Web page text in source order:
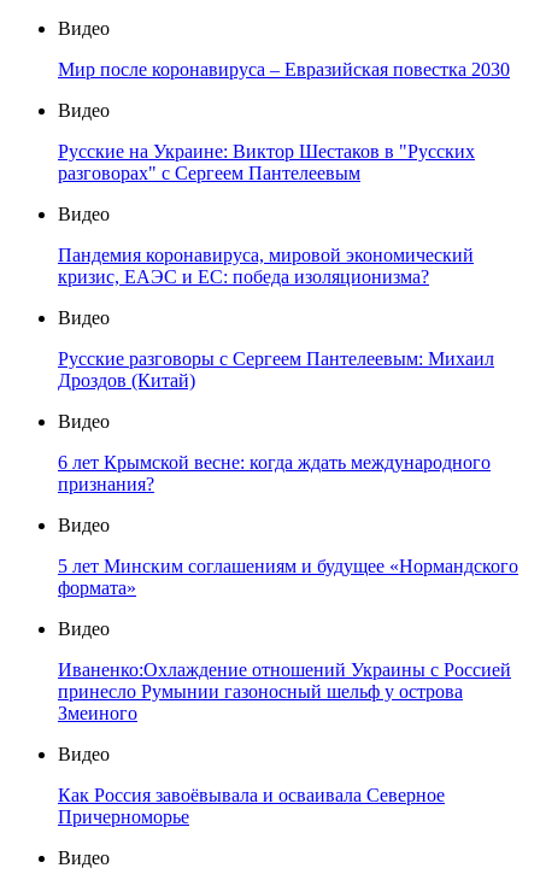
Видео
Мир после коронавируса – Евразийская повестка 2030
Видео
Русские на Украине: Виктор Шестаков в "Русских
разговорах" с Сергеем Пантелеевым
Видео
Пандемия коронавируса, мировой экономический
кризис, ЕАЭС и ЕС: победа изоляционизма?
Видео
Русские разговоры с Сергеем Пантелеевым: Михаил
Дроздов (Китай)
Видео
6 лет Крымской весне: когда ждать международного
признания?
Видео
5 лет Минским соглашениям и будущее «Нормандского
формата»
Видео
Иваненко:Охлаждение отношений Украины с Россией
принесло Румынии газоносный шельф у острова
Змеиного
Видео
Как Россия завоёвывала и осваивала Северное
Причерноморье
Видео